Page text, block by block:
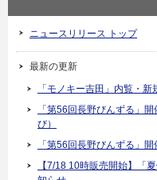
ニュースリリース トップ
最新の更新
「モノキー吉田」内覧・
「第56回長野びんずる」
び）
「第56回長野びんずる」
【7/18 10時販売開始】「